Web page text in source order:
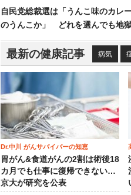
自民党総裁選は「うんこ味のカレ
のうんこか」 どれを選んでも地
最新の健康記事 病気
Dr.中川 がんサバイバーの知恵
胃がん&食道がんの2割は術後18
カ月でも仕事に復帰できない…
京大が研究を公表